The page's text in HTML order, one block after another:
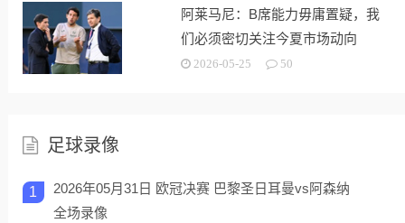
阿莱马尼：B席能力毋庸置疑，我
们必须密切关注今夏市场动向
2026-05-25 50
足球录像
1
2026年05月31日 欧冠决赛 巴黎圣日耳曼vs阿森纳
全场录像